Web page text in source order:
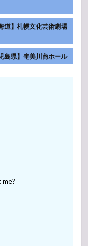
】札幌文化芸術劇場
県】奄美川商ホール